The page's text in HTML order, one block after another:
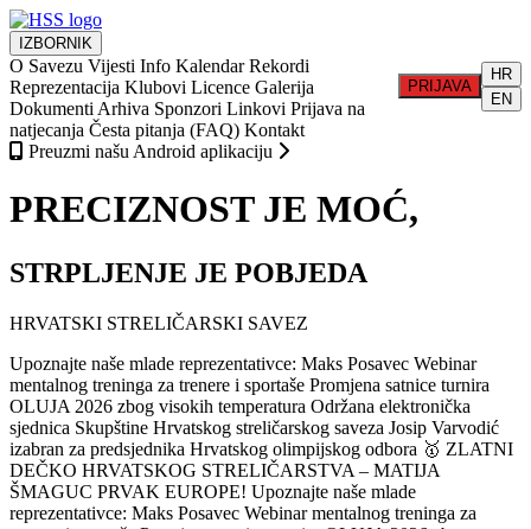
IZBORNIK
O Savezu Vijesti Info Kalendar Rekordi
Reprezentacija Klubovi Licence Galerija
Dokumenti Arhiva Sponzori Linkovi Prijava na
natjecanja Česta pitanja (FAQ) Kontakt
PRIJAVA
HR
EN
Preuzmi našu Android aplikaciju
PRECIZNOST JE MOĆ,
STRPLJENJE JE POBJEDA
HRVATSKI STRELIČARSKI SAVEZ
Upoznajte naše mlade reprezentativce: Maks Posavec Webinar
mentalnog treninga za trenere i sportaše Promjena satnice turnira
OLUJA 2026 zbog visokih temperatura Održana elektronička
sjednica Skupštine Hrvatskog streličarskog saveza Josip Varvodić
izabran za predsjednika Hrvatskog olimpijskog odbora 🥇 ZLATNI
DEČKO HRVATSKOG STRELIČARSTVA – MATIJA
ŠMAGUC PRVAK EUROPE! Upoznajte naše mlade
reprezentativce: Maks Posavec Webinar mentalnog treninga za